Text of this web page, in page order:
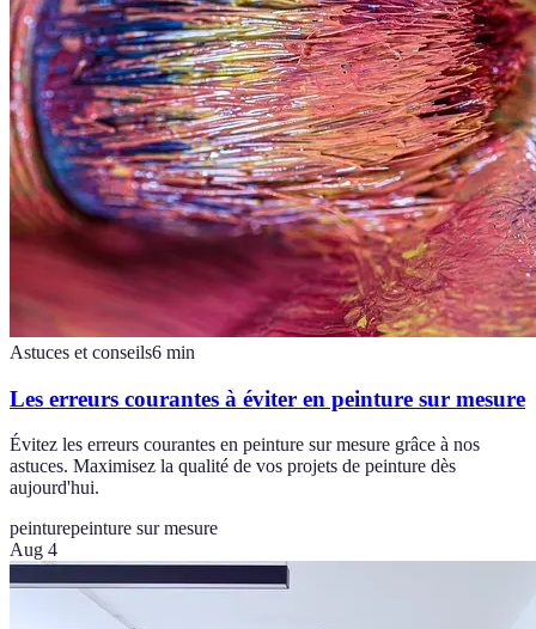
Astuces et conseils6 min
Les erreurs courantes à éviter en peinture sur mesure
Évitez les erreurs courantes en peinture sur mesure grâce à nos
astuces. Maximisez la qualité de vos projets de peinture dès
aujourd'hui.
peinturepeinture sur mesure
Aug 4